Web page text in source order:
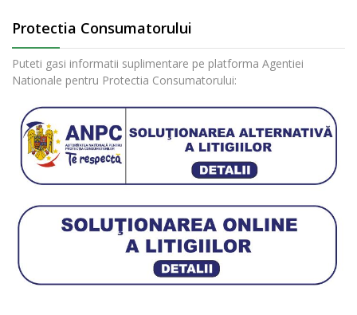
Protectia Consumatorului
Puteti gasi informatii suplimentare pe platforma Agentiei
Nationale pentru Protectia Consumatorului: